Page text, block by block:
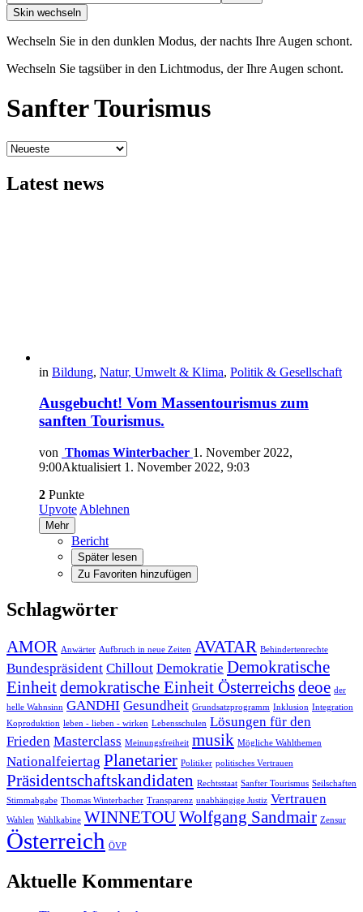
Skin wechseln
Wechseln Sie in den dunklen Modus, der nachts Ihre Augen schont.
Wechseln Sie tagsüber in den Lichtmodus, der Ihre Augen schont.
Sanfter Tourismus
Latest news
in Bildung, Natur, Umwelt & Klima, Politik & Gesellschaft
Ausgebucht! Vom Massentourismus zum
sanften Tourismus.
von Thomas Winterbacher 1. November 2022,
9:00Aktualisiert 1. November 2022, 9:03
2 Punkte
Upvote Ablehnen
Mehr
Bericht
Später lesen
Zu Favoriten hinzufügen
Schlagwörter
AMOR Anwärter Aufbruch in neue Zeiten AVATAR Behindertenrechte
Bundespräsident Chillout Demokratie Demokratische
Einheitdemokratische Einheit Österreichsdeoe der
helle Wahnsinn GANDHI Gesundheit Grundsatzprogramm Inklusion Integration
Koproduktion leben - lieben - wirken Lebensschulen Lösungen für den
Frieden Masterclass Meinungsfreiheit musik Mögliche Wahlthemen
Nationalfeiertag Planetarier Politiker politisches Vertrauen
Präsidentschaftskandidaten Rechtsstaat Sanfter Tourismus Seilschaften
Stimmabgabe Thomas Winterbacher Transparenz unabhängige Justiz Vertrauen
Wahlen Wahlkabine WINNETOUWolfgang Sandmair Zensur
Österreich ÖVP
Aktuelle Kommentare